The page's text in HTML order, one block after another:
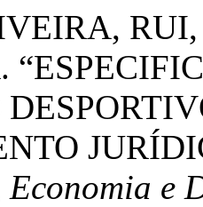
e